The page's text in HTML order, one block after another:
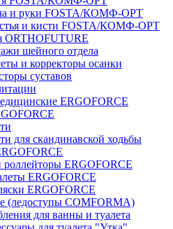
и руки FOSTA/КОМФ-ОРТ
и кисти FOSTA/КОМФ-ОРТ
ORTHOFUTURE
шейного отдела
и корректоры осанки
суставов
ERGOFORCE
для скандинавской ходьбы
ERGOFORCE
ERGOFORCE
ERGOFORCE
(ледоступы COMFORMA)
для ванны и туалета